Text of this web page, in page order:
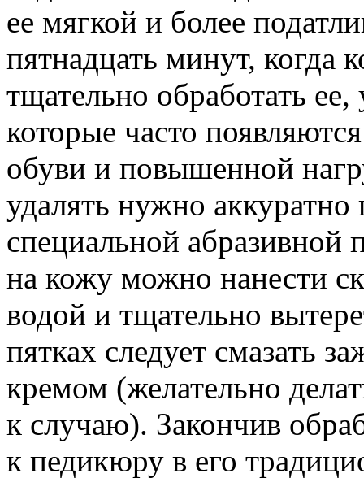
ее мягкой и более
пятнадцать минут, когда
тщательно обработать
которые часто
обуви и повышенной
удалять нужно
специальной абразивной
на кожу можно нанести
водой и тщательно
пятках следует смазать
кремом (желательно
к случаю). Закончив
к педикюру в его